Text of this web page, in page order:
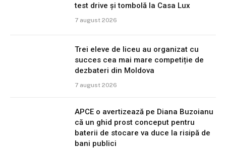
test drive și tombolă la Casa Lux
7 august 2026
Trei eleve de liceu au organizat cu
succes cea mai mare competiție de
dezbateri din Moldova
7 august 2026
APCE o avertizează pe Diana Buzoianu
că un ghid prost conceput pentru
baterii de stocare va duce la risipă de
bani publici